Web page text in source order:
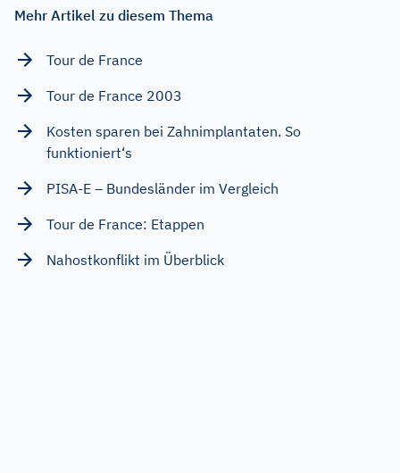
Mehr Artikel zu diesem Thema
Tour de France
Tour de France 2003
Kosten sparen bei Zahnimplantaten. So
funktioniert‘s
PISA-E – Bundesländer im Vergleich
Tour de France: Etappen
Nahostkonflikt im Überblick